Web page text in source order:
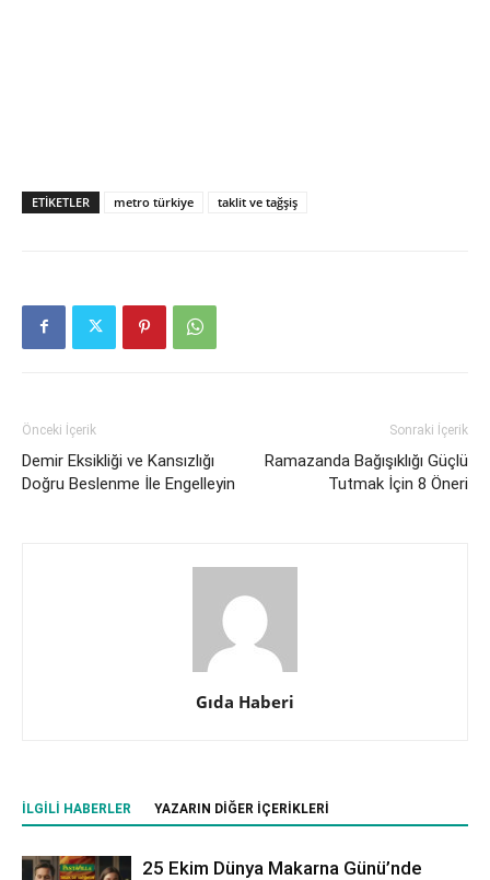
ETIKETLER metro türkiye taklit ve tağşiş
Önceki İçerik
Demir Eksikliği ve Kansızlığı
Doğru Beslenme İle Engelleyin
Sonraki İçerik
Ramazanda Bağışıklığı Güçlü
Tutmak İçin 8 Öneri
Gıda Haberi
İLGILI HABERLER YAZARIN DIĞER İÇERIKLERI
25 Ekim Dünya Makarna Günü’nde